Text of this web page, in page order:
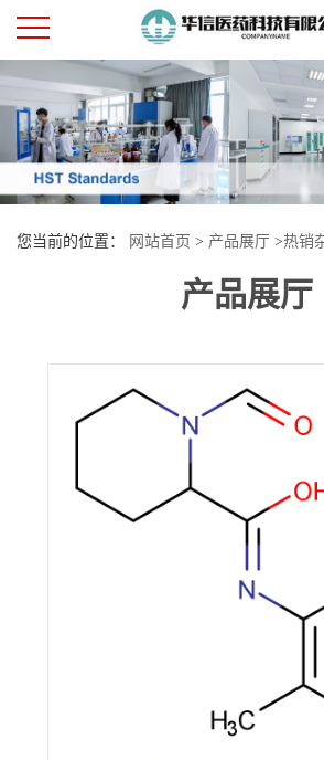
公
司
首
页
司
您当前的位置： 网站首页 > 产品展厅 >热销
产品展厅